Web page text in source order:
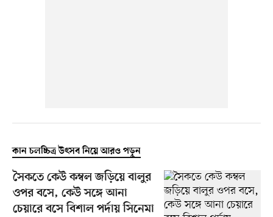
কান চলচ্চিত্র উৎসব নিয়ে আরও পড়ুন
সৈকতে কেউ কম্বল জড়িয়ে বালুর
ওপর বসে, কেউ সঙ্গে আনা
চেয়ারে বসে বিশাল পর্দায় সিনেমা